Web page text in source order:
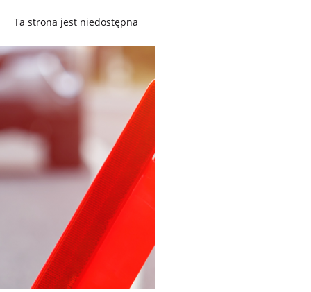
Ta strona jest niedostępna
Trang này không có
Esta página não está
disponível
このページは現在利用できま
せん
Pagina non disponibile
هذه الصفحة غير متوفرة